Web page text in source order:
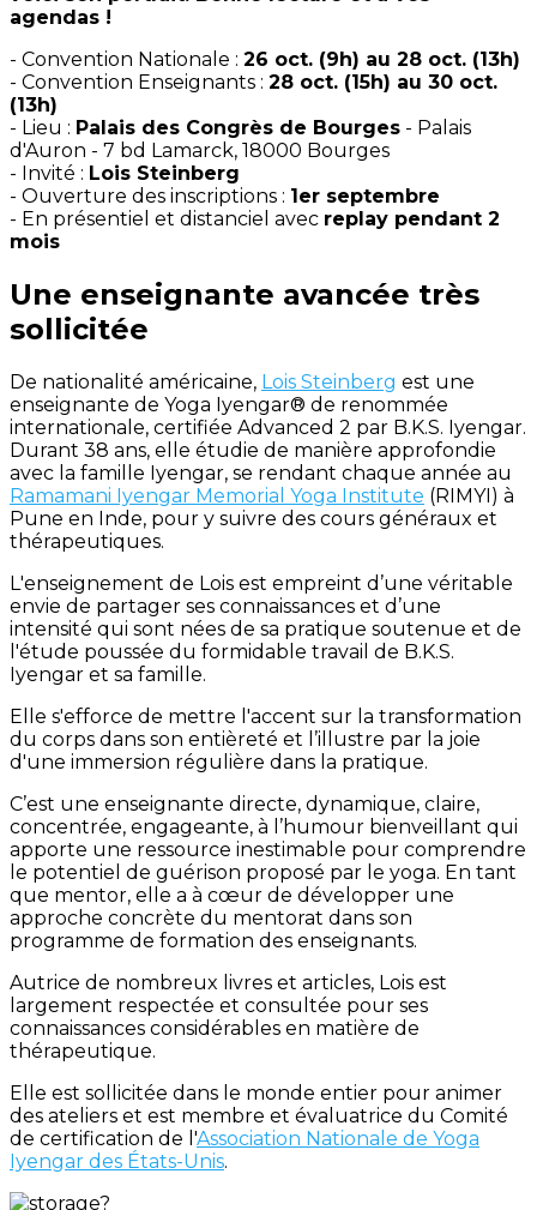
agendas !
- Convention Nationale : 26 oct. (9h) au 28 oct. (13h)
- Convention Enseignants : 28 oct. (15h) au 30 oct.
(13h)
- Lieu : Palais des Congrès de Bourges - Palais
d'Auron - 7 bd Lamarck, 18000 Bourges
- Invité : Lois Steinberg
- Ouverture des inscriptions : 1er septembre
- En présentiel et distanciel avec replay pendant 2
mois
Une enseignante avancée très
sollicitée
De nationalité américaine, Lois Steinberg est une
enseignante de Yoga Iyengar® de renommée
internationale, certifiée Advanced 2 par B.K.S. Iyengar.
Durant 38 ans, elle étudie de manière approfondie
avec la famille Iyengar, se rendant chaque année au
Ramamani Iyengar Memorial Yoga Institute (RIMYI) à
Pune en Inde, pour y suivre des cours généraux et
thérapeutiques.
L'enseignement de Lois est empreint d’une véritable
envie de partager ses connaissances et d’une
intensité qui sont nées de sa pratique soutenue et de
l'étude poussée du formidable travail de B.K.S.
Iyengar et sa famille.
Elle s'efforce de mettre l'accent sur la transformation
du corps dans son entièreté et l’illustre par la joie
d'une immersion régulière dans la pratique.
C’est une enseignante directe, dynamique, claire,
concentrée, engageante, à l’humour bienveillant qui
apporte une ressource inestimable pour comprendre
le potentiel de guérison proposé par le yoga. En tant
que mentor, elle a à cœur de développer une
approche concrète du mentorat dans son
programme de formation des enseignants.
Autrice de nombreux livres et articles, Lois est
largement respectée et consultée pour ses
connaissances considérables en matière de
thérapeutique.
Elle est sollicitée dans le monde entier pour animer
des ateliers et est membre et évaluatrice du Comité
de certification de l'Association Nationale de Yoga
Iyengar des États-Unis.